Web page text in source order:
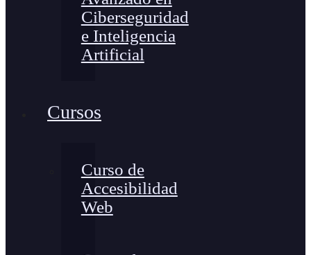
Ciberseguridad
e Inteligencia
Artificial
Cursos
Curso de
Accesibilidad
Web